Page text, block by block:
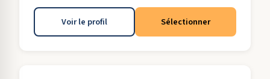
Voir le profil Sélectionner